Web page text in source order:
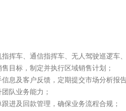
挥车、通信指挥车、无人驾驶巡逻
目标，制定并执行区域销售计划；
息及客户反馈，定期提交市场分析报
队业务能力；
进及回款管理，确保业务流程合规；